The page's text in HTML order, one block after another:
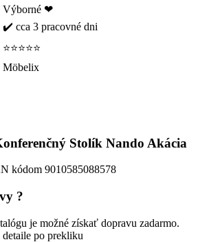
Výborné ❤
✔️ cca 3 pracovné dni
⭐⭐⭐⭐⭐
Möbelix
Stolík Nando Akácia
kódom 9010585088578
?
je možné získať dopravu zadarmo.
po prekliku